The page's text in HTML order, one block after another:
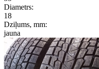
Diametrs:
18
Dziļums, mm:
jauna